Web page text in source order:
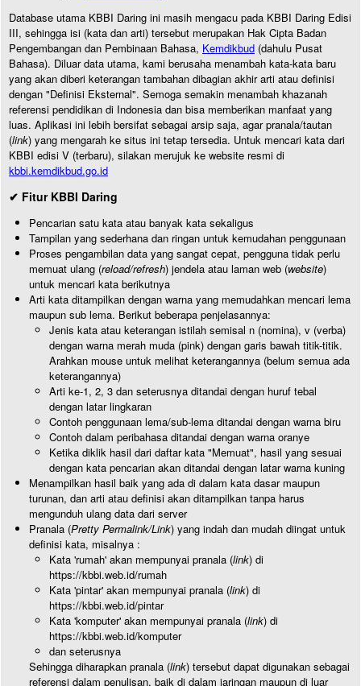
Database utama KBBI Daring ini masih mengacu pada KBBI Daring Edisi
III, sehingga isi (kata dan arti) tersebut merupakan Hak Cipta Badan
Pengembangan dan Pembinaan Bahasa, Kemdikbud (dahulu Pusat
Bahasa). Diluar data utama, kami berusaha menambah kata-kata baru
yang akan diberi keterangan tambahan dibagian akhir arti atau definisi
dengan "Definisi Eksternal". Semoga semakin menambah khazanah
referensi pendidikan di Indonesia dan bisa memberikan manfaat yang
luas. Aplikasi ini lebih bersifat sebagai arsip saja, agar pranala/tautan
(link) yang mengarah ke situs ini tetap tersedia. Untuk mencari kata dari
KBBI edisi V (terbaru), silakan merujuk ke website resmi di
kbbi.kemdikbud.go.id
✔ Fitur KBBI Daring
Pencarian satu kata atau banyak kata sekaligus
Tampilan yang sederhana dan ringan untuk kemudahan penggunaan
Proses pengambilan data yang sangat cepat, pengguna tidak perlu
memuat ulang (reload/refresh) jendela atau laman web (website)
untuk mencari kata berikutnya
Arti kata ditampilkan dengan warna yang memudahkan mencari lema
maupun sub lema. Berikut beberapa penjelasannya:
Jenis kata atau keterangan istilah semisal n (nomina), v (verba)
dengan warna merah muda (pink) dengan garis bawah titik-titik.
Arahkan mouse untuk melihat keterangannya (belum semua ada
keterangannya)
Arti ke-1, 2, 3 dan seterusnya ditandai dengan huruf tebal
dengan latar lingkaran
Contoh penggunaan lema/sub-lema ditandai dengan warna biru
Contoh dalam peribahasa ditandai dengan warna oranye
Ketika diklik hasil dari daftar kata "Memuat", hasil yang sesuai
dengan kata pencarian akan ditandai dengan latar warna kuning
Menampilkan hasil baik yang ada di dalam kata dasar maupun
turunan, dan arti atau definisi akan ditampilkan tanpa harus
mengunduh ulang data dari server
Pranala (Pretty Permalink/Link) yang indah dan mudah diingat untuk
definisi kata, misalnya :
Kata 'rumah' akan mempunyai pranala (link) di
https://kbbi.web.id/rumah
Kata 'pintar' akan mempunyai pranala (link) di
https://kbbi.web.id/pintar
Kata 'komputer' akan mempunyai pranala (link) di
https://kbbi.web.id/komputer
dan seterusnya
Sehingga diharapkan pranala (link) tersebut dapat digunakan sebagai
referensi dalam penulisan, baik di dalam jaringan maupun di luar